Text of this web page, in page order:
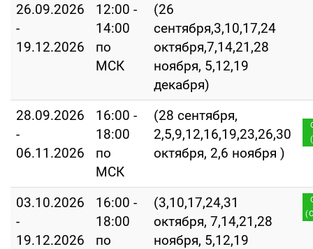
26.09.2026
-
19.12.2026
12:00 -
14:00
по
МСК
(26
сентября,3,10,17,24
октября,7,14,21,28
ноября, 5,12,19
декабря)
28.09.2026
-
06.11.2026
16:00 -
18:00
по
МСК
(28 сентября,
2,5,9,12,16,19,23,26,30
октября, 2,6 ноября )
03.10.2026
-
19.12.2026
16:00 -
18:00
по
(3,10,17,24,31
октября, 7,14,21,28
ноября, 5,12,19